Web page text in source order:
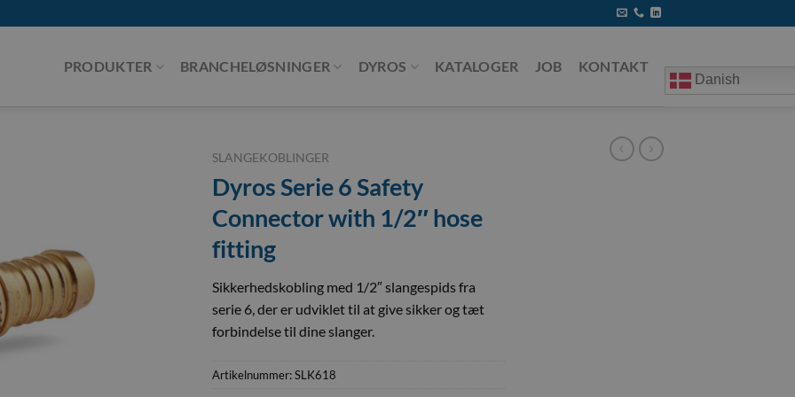
PRODUKTER BRANCHELØSNINGER DYROS KATALOGER JOB KONTAKT
Danish
SLANGEKOBLINGER
Dyros Serie 6 Safety
Connector with 1/2″ hose
fitting
Sikkerhedskobling med 1/2″ slangespids fra
serie 6, der er udviklet til at give sikker og tæt
forbindelse til dine slanger.
Artikelnummer:SLK618